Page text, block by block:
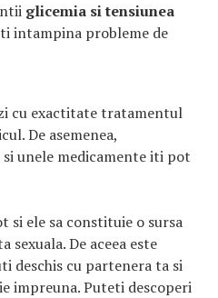
glicemia si tensiunea
intampina probleme de
cu exactitate tratamentul
De asemenea,
unele medicamente iti pot
si ele sa constituie o sursa
sexuala. De aceea este
deschis cu partenera ta si
impreuna. Puteti descoperi